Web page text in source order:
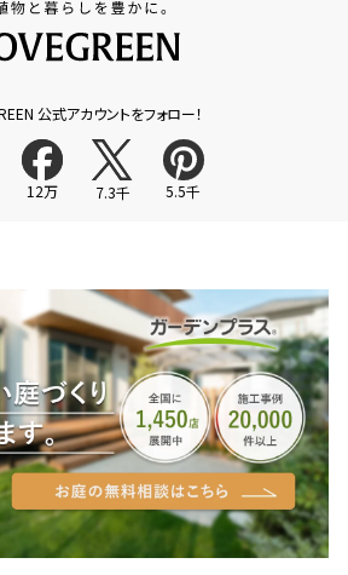
公式アカウントをフォロー！
12万 7.3千 5.5千